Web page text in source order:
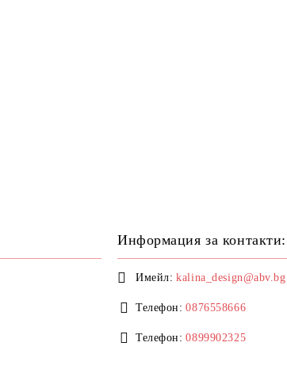
Информация за контакти:
Имейл: kalina_design@abv.bg
Телефон: 0876558666
Телефон: 0899902325